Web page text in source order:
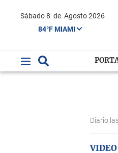
Sábado 8 de Agosto 2026
84°F MIAMI
Diario
VIDEO